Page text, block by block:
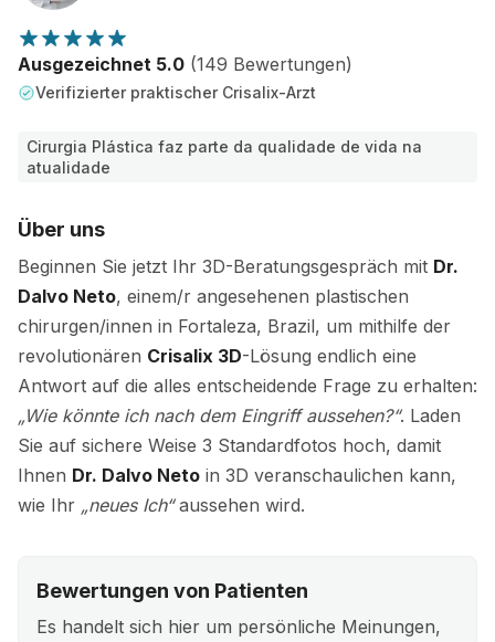
Ausgezeichnet 5.0 (149 Bewertungen)
Verifizierter praktischer Crisalix-Arzt
Cirurgia Plástica faz parte da qualidade de vida na
atualidade
Über uns
Beginnen Sie jetzt Ihr 3D-Beratungsgespräch mit Dr.
Dalvo Neto, einem/r angesehenen plastischen
chirurgen/innen in Fortaleza, Brazil, um mithilfe der
revolutionären Crisalix 3D-Lösung endlich eine
Antwort auf die alles entscheidende Frage zu erhalten:
„Wie könnte ich nach dem Eingriff aussehen?“. Laden
Sie auf sichere Weise 3 Standardfotos hoch, damit
Ihnen Dr. Dalvo Neto in 3D veranschaulichen kann,
wie Ihr „neues Ich“aussehen wird.
Bewertungen von Patienten
Es handelt sich hier um persönliche Meinungen,